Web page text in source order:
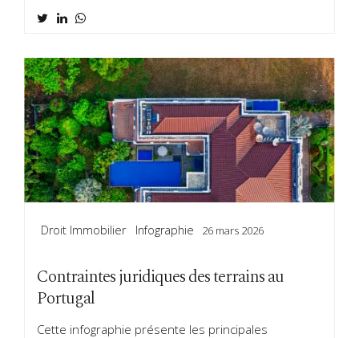
Droit Immobilier Infographie 26 mars 2026
Contraintes juridiques des terrains au
Portugal
Cette infographie présente les principales